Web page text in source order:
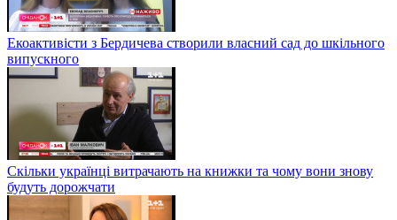
Екоактивісти з Бердичева створили власний сад до шкільного
випускного
Скільки українці витрачають на книжки та чому вони знову
будуть дорожчати